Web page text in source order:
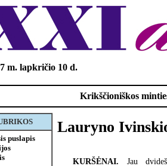
m. lapkričio 10 d.
Krikščioniškos
puslapis
Lauryno
KURŠĖNAI. Jau